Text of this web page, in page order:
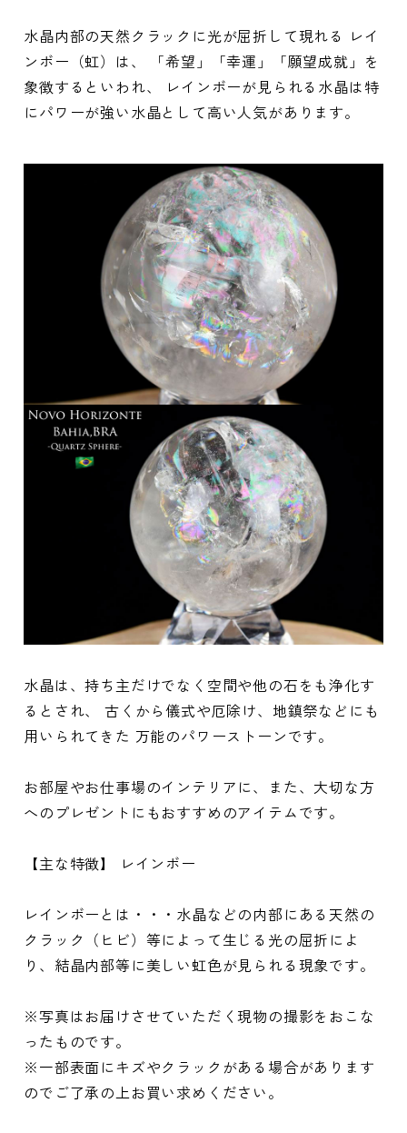
水晶内部の天然クラックに光が屈折して現れる レイ
ンボー（虹）は、 「希望」「幸運」「願望成就」を
象徴するといわれ、 レインボーが見られる水晶は特
にパワーが強い水晶として高い人気があります。
水晶は、持ち主だけでなく空間や他の石をも浄化す
るとされ、 古くから儀式や厄除け、地鎮祭などにも
用いられてきた 万能のパワーストーンです。
お部屋やお仕事場のインテリアに、また、大切な方
へのプレゼントにもおすすめのアイテムです。
【主な特徴】 レインボー
レインボーとは・・・水晶などの内部にある天然の
クラック（ヒビ）等によって生じる光の屈折によ
り、結晶内部等に美しい虹色が見られる現象です。
※写真はお届けさせていただく現物の撮影をおこな
ったものです。
※一部表面にキズやクラックがある場合があります
のでご了承の上お買い求めください。